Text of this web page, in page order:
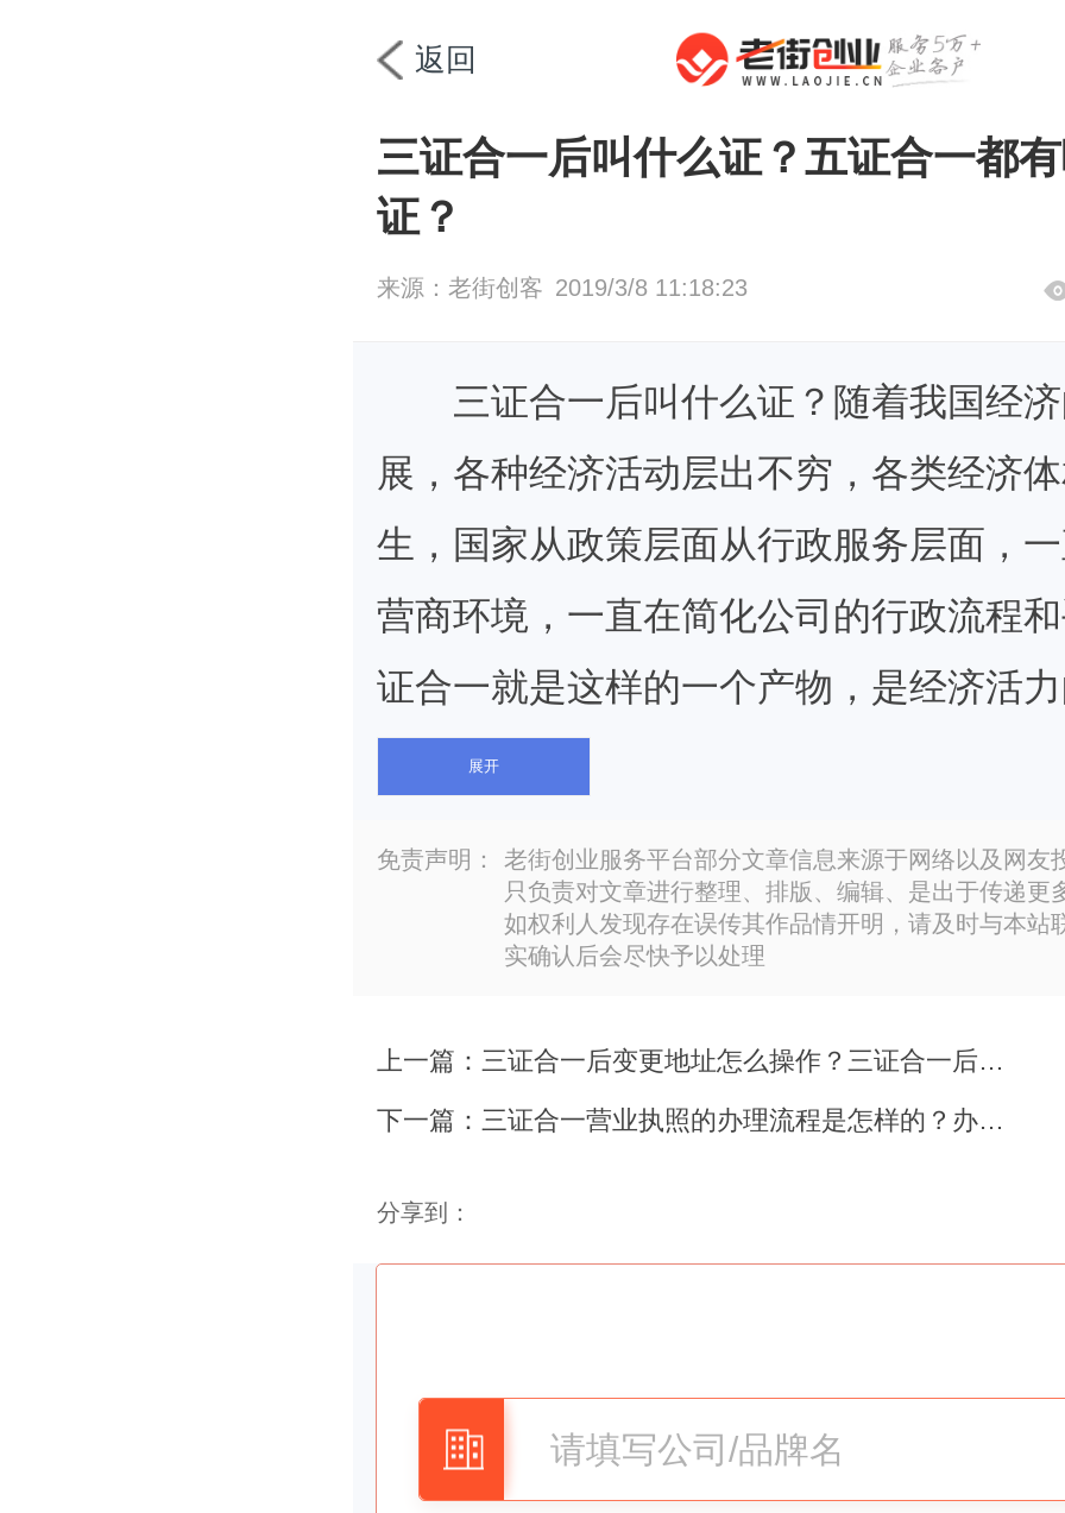
返回
首页 工商变更 三证/五证合一
三证合一后叫什么证？五证合一都
证？
来源：老街创客 2019/3/8 11:18:23
三证合一后叫什么证 ？随着我国经
展，各种经济活动层出不穷，各类经济
生，国家从政策层面从行政服务层面，
营商环境，一直在简化公司的行政流程
证合一就是这样的一个产物，是经济活力
是国家体恤民情真心办实事的体现。本文
一、三证合一
三证合一国家推行很多年了，在大部
得到了极大范围的落地实施，三证合一后
？这个问题对于他们来说不算事儿。
将过去企业必须办理的、多个不同单位
证、税务登记证和营业执照三合一，企
请，然后有关部门合并若干信息核发一个
展开
免责声明：
老街创业服务平台部分文章信息来源于网络以及网友
只负责对文章进行整理、排版、编辑、是出于传递更
如权利人发现存在误传其作品情开明，请及时与本站
实确认后会尽快予以处理
上一篇：
三证合一后变更地址怎么操作？三证合一后变更地址需要..
下一篇：
三证合一营业执照的办理流程是怎样的？办理三证合一需..
分享到：